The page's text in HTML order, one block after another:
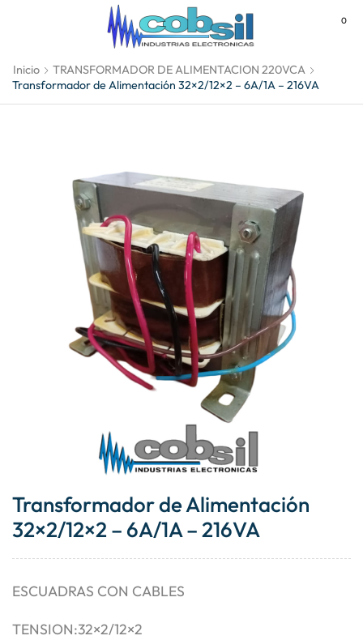
0
Inicio
TRANSFORMADOR DE ALIMENTACION 220VCA
Transformador de Alimentación 32×2/12×2 – 6A/1A – 216VA
Transformador de Alimentación
32×2/12×2 – 6A/1A – 216VA
ESCUADRAS CON CABLES
TENSION:32×2/12×2